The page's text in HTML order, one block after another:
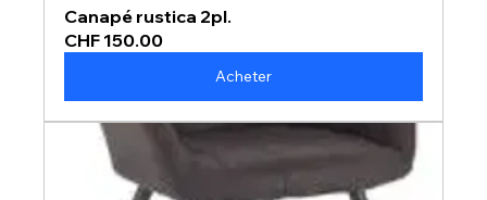
Canapé rustica 2pl.
CHF 150.00
Acheter